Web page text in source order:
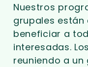
Nuestros
grupales
beneficiar a
interesadas.
reuniendo a